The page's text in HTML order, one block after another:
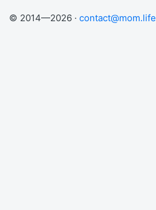
© 2014—2026 · contact@mom.life